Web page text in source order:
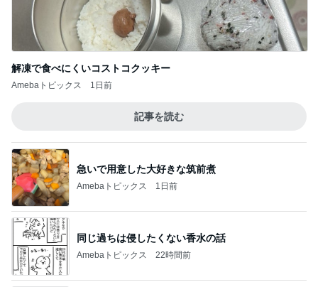
解凍で食べにくいコストコクッキー
Amebaトピックス 1日前
記事を読む
急いで用意した大好きな筑前煮
Amebaトピックス 1日前
同じ過ちは侵したくない香水の話
Amebaトピックス 22時間前